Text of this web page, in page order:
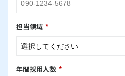
担当領域 *
年間採用人数 *